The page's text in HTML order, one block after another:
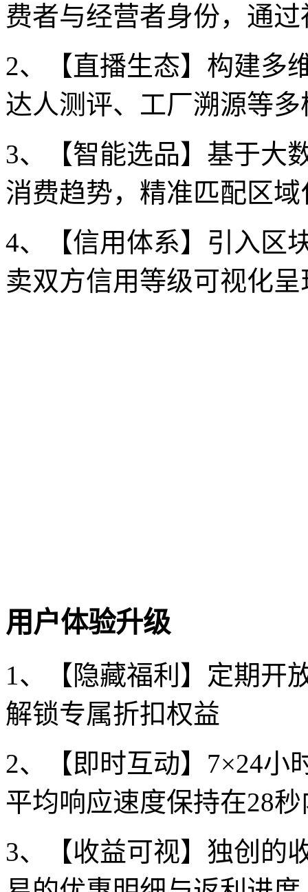
费者与经营者身份，通
2、【直播生态】构建多
达人测评、工厂溯源等
3、【智能选品】基于大
消费趋势，精准匹配区域
4、【信用体系】引入区
卖双方信用等级可视化呈
用户体验升级
1、【隐藏福利】定期开
解锁专属折扣权益
2、【即时互动】7×24小
平均响应速度保持在28秒
3、【收益可视】独创的